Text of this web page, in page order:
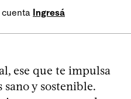
Ingresá
ese que te impulsa
y sostenible.